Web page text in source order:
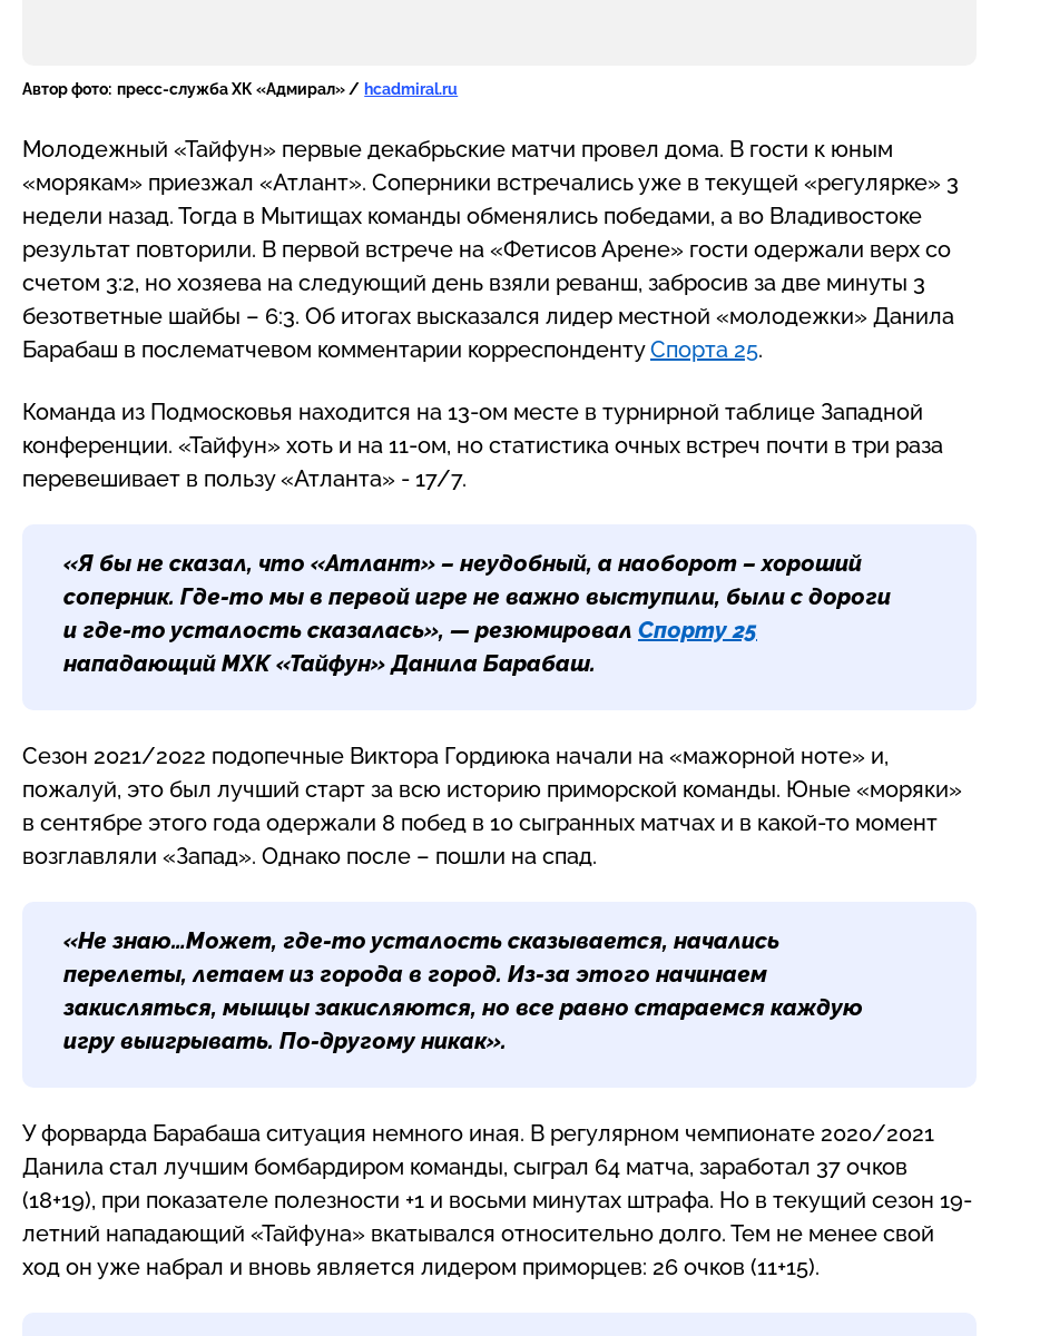
Автор фото: пресс-служба ХК «Адмирал» / hcadmiral.ru
Молодежный «Тайфун» первые декабрьские матчи провел дома. В гости к юным
«морякам» приезжал «Атлант». Соперники встречались уже в текущей «регулярке» 3
недели назад. Тогда в Мытищах команды обменялись победами, а во Владивостоке
результат повторили. В первой встрече на «Фетисов Арене» гости одержали верх со
счетом 3:2, но хозяева на следующий день взяли реванш, забросив за две минуты 3
безответные шайбы – 6:3. Об итогах высказался лидер местной «молодежки» Данила
Барабаш в послематчевом комментарии корреспондентуСпорта 25.
Команда из Подмосковья находится на 13-ом месте в турнирной таблице Западной
конференции. «Тайфун» хоть и на 11-ом, но статистика очных встреч почти в три раза
перевешивает в пользу «Атланта» - 17/7.
«Я бы не сказал, что «Атлант» – неудобный, а наоборот – хороший
соперник. Где-то мы в первой игре не важно выступили, были с дороги
и где-то усталость сказалась», — резюмировал Спорту 25
нападающий МХК «Тайфун» Данила Барабаш.
Сезон 2021/2022 подопечные Виктора Гордиюка начали на «мажорной ноте» и,
пожалуй, это был лучший старт за всю историю приморской команды. Юные «моряки»
в сентябре этого года одержали 8 побед в 10 сыгранных матчах и в какой-то момент
возглавляли «Запад». Однако после – пошли на спад.
«Не знаю…Может, где-то усталость сказывается, начались
перелеты, летаем из города в город. Из-за этого начинаем
закисляться, мышцы закисляются, но все равно стараемся каждую
игру выигрывать. По-другому никак».
У форварда Барабаша ситуация немного иная. В регулярном чемпионате 2020/2021
Данила стал лучшим бомбардиром команды, сыграл 64 матча, заработал 37 очков
(18+19), при показателе полезности +1 и восьми минутах штрафа. Но в текущий сезон 19-
летний нападающий «Тайфуна» вкатывался относительно долго. Тем не менее свой
ход он уже набрал и вновь является лидером приморцев: 26 очков (11+15).